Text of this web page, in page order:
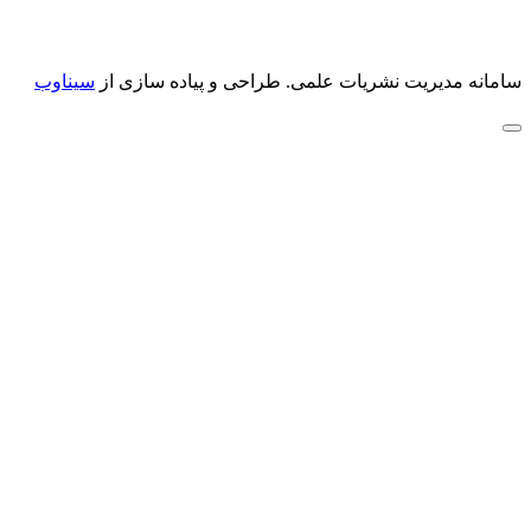
سامانه مدیریت نشریات علمی. طراحی و پیاده سازی از سیناوب